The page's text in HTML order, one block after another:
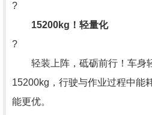
?
15200kg！轻量化
?
轻装上阵，砥砺前行！车身
15200kg，行驶与作业过程中能
能更优。